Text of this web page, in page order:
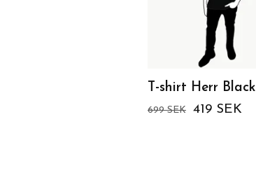
T-shirt Herr Black
699 SEK 419 SEK